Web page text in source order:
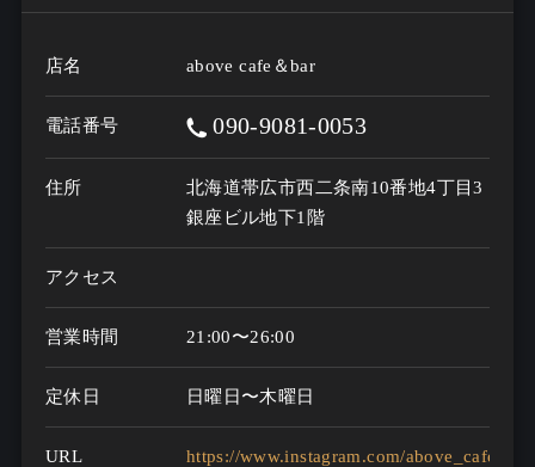
店名 above cafe＆bar
電話番号 090-9081-0053
住所
北海道帯広市西二条南10番地4丁目3
銀座ビル地下1階
アクセス
営業時間 21:00〜26:00
定休日 日曜日〜木曜日
URL https://www.instagram.com/